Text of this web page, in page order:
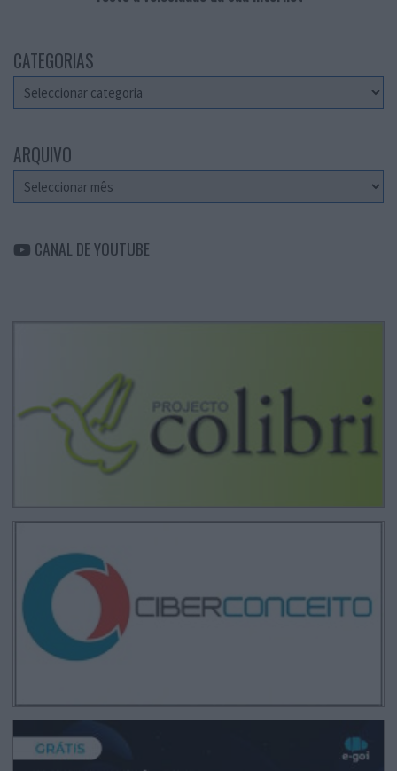
CATEGORIAS
Categorias
ARQUIVO
Arquivo
CANAL DE YOUTUBE